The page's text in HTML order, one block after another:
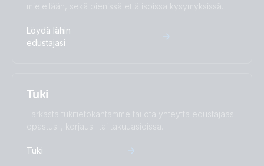
mielellään, sekä pienissä että isoissa kysymyksissä.
Löydä lähin
edustajasi
Tuki
Tarkasta tukitietokantamme tai ota yhteyttä edustajaasi
opastus-, korjaus- tai takuuasioissa.
Tuki